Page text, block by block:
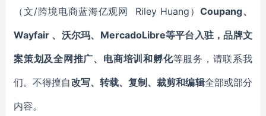
（文/跨境电商蓝海亿观网 Riley Huang）Coupang、
Wayfair 、沃尔玛、MercadoLibre等平台入驻，品牌文
案策划及全网推广、电商培训和孵化等服务，请联系我
们。不得擅自改写、转载、复制、裁剪和编辑全部或部分
内容。